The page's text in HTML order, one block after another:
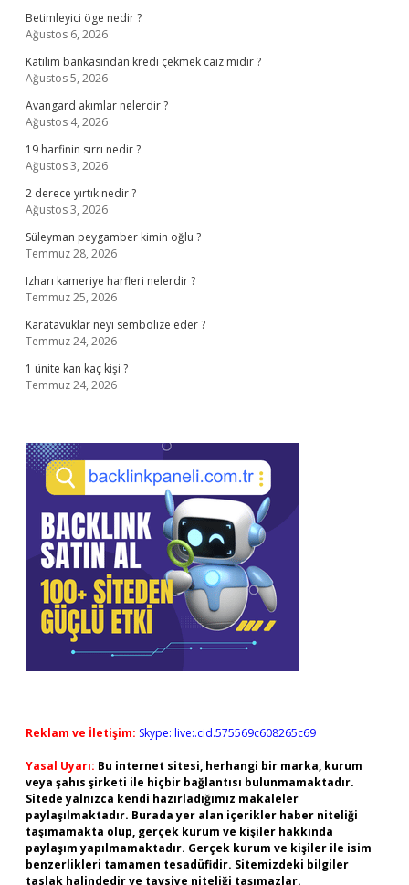
Betimleyici öge nedir ?
Ağustos 6, 2026
Katılım bankasından kredi çekmek caiz midir ?
Ağustos 5, 2026
Avangard akımlar nelerdir ?
Ağustos 4, 2026
19 harfinin sırrı nedir ?
Ağustos 3, 2026
2 derece yırtık nedir ?
Ağustos 3, 2026
Süleyman peygamber kimin oğlu ?
Temmuz 28, 2026
Izharı kameriye harfleri nelerdir ?
Temmuz 25, 2026
Karatavuklar neyi sembolize eder ?
Temmuz 24, 2026
1 ünite kan kaç kişi ?
Temmuz 24, 2026
Reklam ve İletişim: Skype: live:.cid.575569c608265c69
Yasal Uyarı: Bu internet sitesi, herhangi bir marka, kurum
veya şahıs şirketi ile hiçbir bağlantısı bulunmamaktadır.
Sitede yalnızca kendi hazırladığımız makaleler
paylaşılmaktadır. Burada yer alan içerikler haber niteliği
taşımamakta olup, gerçek kurum ve kişiler hakkında
paylaşım yapılmamaktadır. Gerçek kurum ve kişiler ile isim
benzerlikleri tamamen tesadüfidir. Sitemizdeki bilgiler
taslak halindedir ve tavsiye niteliği taşımazlar.